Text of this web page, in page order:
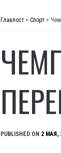
Главпост > Спорт >
PUBLISHED ON 2 МАЯ,